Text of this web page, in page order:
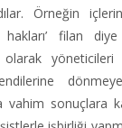
Örneğin
hakları’ filan
yöneticileri
vahim sonuçlara